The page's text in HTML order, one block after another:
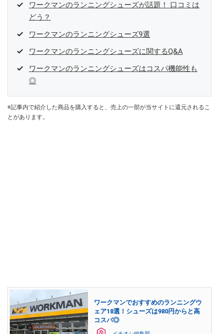
ワークマンのランニングシューズが話題！ 口コミは
どう？
ワークマンのランニングシューズ9選
ワークマンのランニングシューズに関するQ&A
ワークマンのランニングシューズはコスパ機能性も
◎
※記事内で紹介した商品を購入すると、売上の一部が当サイトに還元されるこ
とがあります。
ワークマンでおすすめのランニングウ
ェア18選！シューズは980円からと高
コスパ◎